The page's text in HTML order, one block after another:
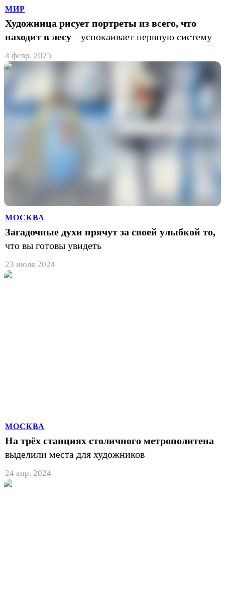
МИР
Художница рисует портреты из всего, что
находит в лесу– успокаивает нервную систему
4 февр. 2025
МОСКВА
Загадочные духи прячут за своей улыбкой то,
что вы готовы увидеть
23 июля 2024
МОСКВА
На трёх станциях столичного метрополитена
выделили места для художников
24 апр. 2024